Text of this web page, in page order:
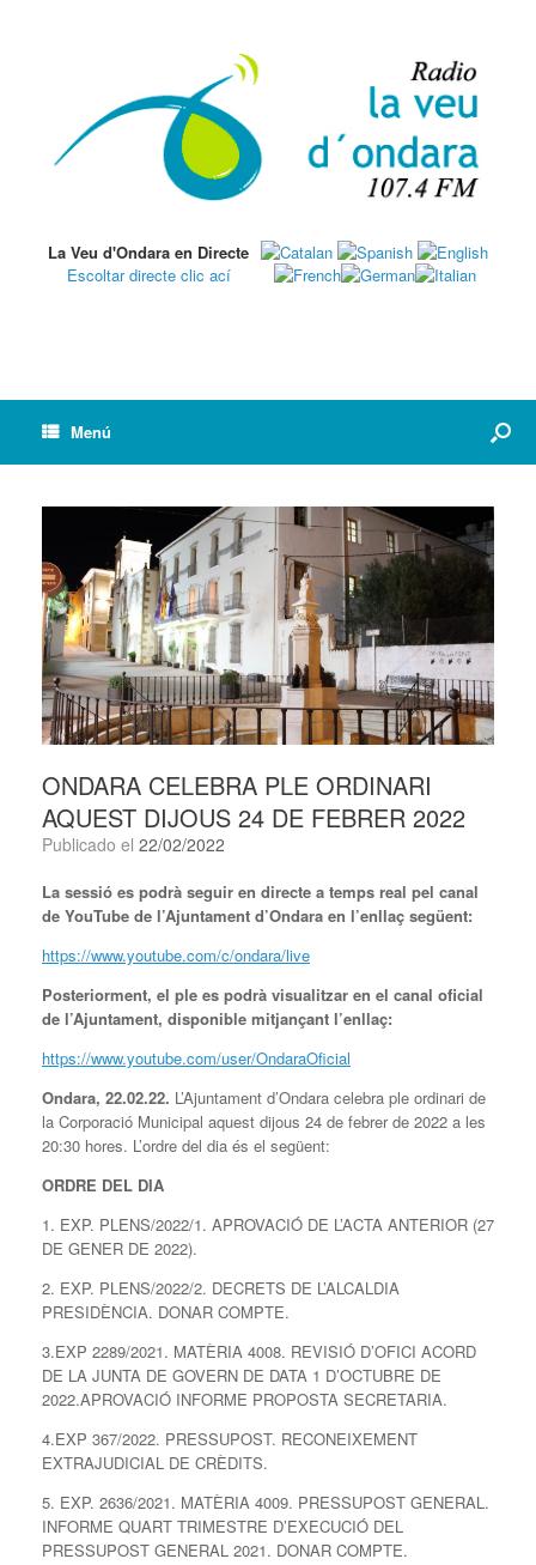
La Veu d'Ondara en Directe
Escoltar directe clic ací
Menú
ONDARA CELEBRA PLE ORDINARI
AQUEST DIJOUS 24 DE FEBRER 2022
Publicado el 22/02/2022
La sessió es podrà seguir en directe a temps real pel canal
de YouTube de l’Ajuntament d’Ondara en l’enllaç següent:
https://www.youtube.com/c/ondara/live
Posteriorment, el ple es podrà visualitzar en el canal oficial
de l’Ajuntament, disponible mitjançant l’enllaç:
https://www.youtube.com/user/OndaraOficial
Ondara, 22.02.22. L’Ajuntament d’Ondara celebra ple ordinari de
la Corporació Municipal aquest dijous 24 de febrer de 2022 a les
20:30 hores. L’ordre del dia és el següent:
ORDRE DEL DIA
1. EXP. PLENS/2022/1. APROVACIÓ DE L’ACTA ANTERIOR (27
DE GENER DE 2022).
2. EXP. PLENS/2022/2. DECRETS DE L’ALCALDIA
PRESIDÈNCIA. DONAR COMPTE.
3.EXP 2289/2021. MATÈRIA 4008. REVISIÓ D’OFICI ACORD
DE LA JUNTA DE GOVERN DE DATA 1 D’OCTUBRE DE
2022.APROVACIÓ INFORME PROPOSTA SECRETARIA.
4.EXP 367/2022. PRESSUPOST. RECONEIXEMENT
EXTRAJUDICIAL DE CRÈDITS.
5. EXP. 2636/2021. MATÈRIA 4009. PRESSUPOST GENERAL.
INFORME QUART TRIMESTRE D’EXECUCIÓ DEL
PRESSUPOST GENERAL 2021. DONAR COMPTE.